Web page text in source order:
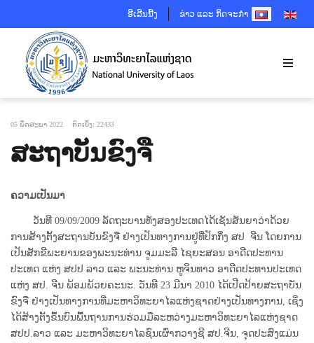
ອີເລີນນີ້ງ ຂ່າວ ແລະ ກິດຈະກຳSELECT YOUR
05 ພຶດສະພາ 2022 ກົດເບິ່ງ: 22433
ສະຖາບັນຂົງຈື
ຄວາມເປັນມາ
ວັນ​ທີ 09/09/2009 ລັດ​ຖະ​ບານ​ທັງສອງປະ​ເທດ​ໄດ້​ເຊັນ​ສັນຍາວ່າ​ດ້ວຍ​
ການ​ສ້າງ​ຕັ້ງ​ສະຖານ​ບັນ​ຂົງຈື ​ຢ່າງ​ເປັນ​ທາງ​ການຢູ່​ທີ່​ປັກ​ກິ່ງ ສປ ຈີນ ໂດຍການ
ເປັນສັກຂີພະຍານຂອງພະນະທ່ານ ຈູມມະລີ ໄຊຍະສອນ ອາດີດປະທານ
ປະເທດ ແຫ່ງ ສປປ ລາວ ແລະ ພະນະທ່ານ ຫູຈິນທາວ ອາດີດປະທານປະເທດ
ແຫ່ງ ສປ. ຈີນ ພ້ອມພ້ວຍຄະນະ. ວັນທີ 23 ມີນາ 2010 ໄດ້ເປີດປ້າຍສະຖາບັນ
ຂົງຈື ຢ່າງເປັນທາງການທີ່ມະຫາວິທະຍາ​ໄລ​ແຫ່ງ​ຊາດຢ່າງເປັນທາງການ, ເຊິ່ງ​
ໄດ້​ສ້າງ​ຕັ້ງ​ຂຶ້ນ​ບົນ​ພື້ນຖານ​ການ​ຮ່ວມ​ມືລະຫວ່າງມະຫາວິທະຍາໄລແຫ່ງຊາດ
ສປປ.ລາວ ແລະ ມະຫາວິທະຍາໄລຊົນເຜົ່າກວາງຊີ ສປ.ຈີນ, ​​ຈຸດປະສົງແມ່ນ​